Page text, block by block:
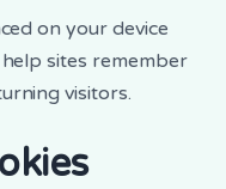
on your device
sites remember
visitors.